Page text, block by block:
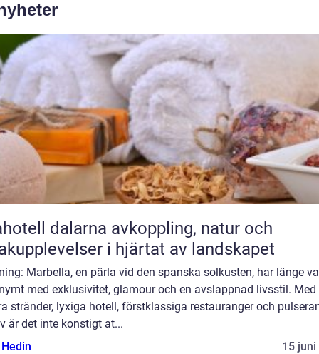
dalarna avkoppling, natur och
i hjärtat av landskapet
Marbella, en pärla vid den spanska solkusten, har länge
med exklusivitet, glamour och en avslappnad livsstil. Med
stränder, lyxiga hotell, förstklassiga restauranger och
är det inte konstigt at...
15 juni